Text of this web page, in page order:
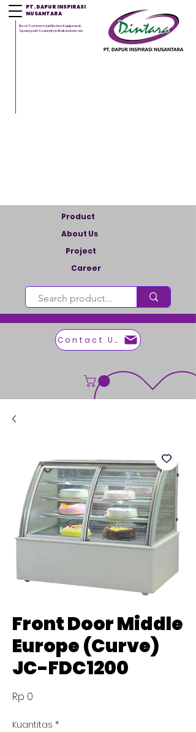
PT. DAPUR INSPIRASI
NUSANTARA
Best Commercial Kitchen Equipment,
Sparepart & Laundry in Bali, Indonesia
Career
Contact Us
Product
About Us
Project
Front Door Middle
Europe (Curve)
JC-FDC1200
Rp 0
Kuantitas *